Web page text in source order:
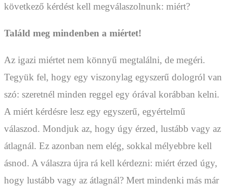
következő kérdést kell megválaszolnunk: miért?
Találd meg mindenben a miértet!
Az igazi miértet nem könnyű megtalálni, de megéri.
Tegyük fel, hogy egy viszonylag egyszerű dologról van
szó: szeretnél minden reggel egy órával korábban kelni.
A miért kérdésre lesz egy egyszerű, egyértelmű
válaszod. Mondjuk az, hogy úgy érzed, lustább vagy az
átlagnál. Ez azonban nem elég, sokkal mélyebbre kell
ásnod. A válaszra újra rá kell kérdezni: miért érzed úgy,
hogy lustább vagy az átlagnál? Mert mindenki más már